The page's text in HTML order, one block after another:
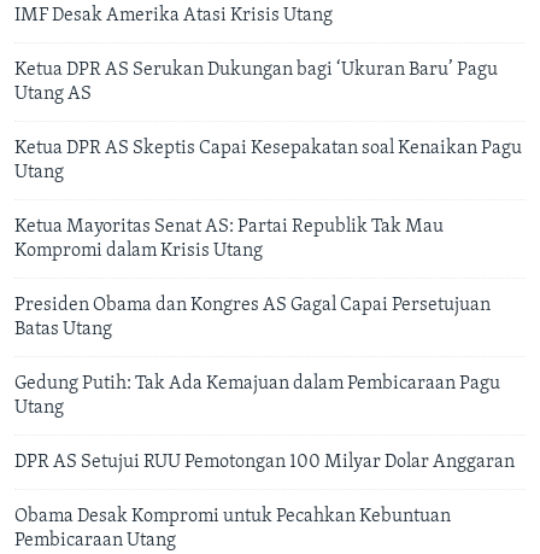
IMF Desak Amerika Atasi Krisis Utang
Ketua DPR AS Serukan Dukungan bagi ‘Ukuran Baru’ Pagu
Utang AS
Ketua DPR AS Skeptis Capai Kesepakatan soal Kenaikan Pagu
Utang
Ketua Mayoritas Senat AS: Partai Republik Tak Mau
Kompromi dalam Krisis Utang
Presiden Obama dan Kongres AS Gagal Capai Persetujuan
Batas Utang
Gedung Putih: Tak Ada Kemajuan dalam Pembicaraan Pagu
Utang
DPR AS Setujui RUU Pemotongan 100 Milyar Dolar Anggaran
Obama Desak Kompromi untuk Pecahkan Kebuntuan
Pembicaraan Utang